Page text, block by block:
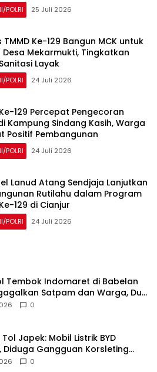
POLRI 25 Juli 2026
TMMD Ke-129 Bangun MCK untuk
Mekarmukti, Tingkatkan
Layak
POLRI 24 Juli 2026
129 Percepat Pengecoran
Kampung Sindang Kasih, Warga
Positif Pembangunan
POLRI 24 Juli 2026
Lanud Atang Sendjaja Lanjutkan
Rutilahu dalam Program
129 di Cianjur
POLRI 24 Juli 2026
Tembok Indomaret di Babelan
Satpam dan Warga, Dua
0
Japek: Mobil Listrik BYD
Diduga Gangguan Korsleting
0